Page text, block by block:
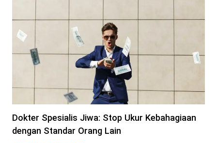
Dokter Spesialis Jiwa: Stop Ukur Kebahagiaan
dengan Standar Orang Lain